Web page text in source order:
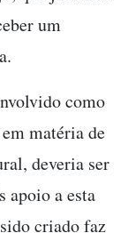
um
como
matéria de
deveria ser
apoio a esta
criado faz